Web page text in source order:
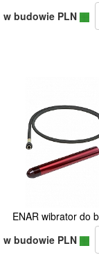
w budowie PLN
ENAR wibrator do
w budowie PLN